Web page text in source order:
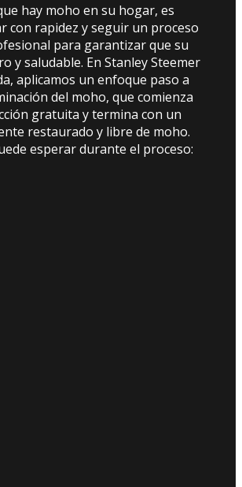
hay moho en su hogar, es
con rapidez y seguir un proceso
para garantizar que su
y saludable. En Stanley Steemer
aplicamos un enfoque paso a
del moho, que comienza
gratuita y termina con un
restaurado y libre de moho.
esperar durante el proceso: